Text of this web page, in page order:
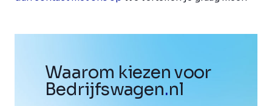
Waarom kiezen voor
Bedrijfswagen.nl